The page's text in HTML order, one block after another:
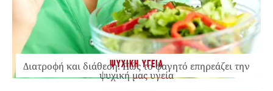
ΨΥΧΙΚΗ ΥΓΕΙΑ
Διατροφή και διάθεση: Πώς το φαγητό επηρεάζει την
ψυχική μας υγεία